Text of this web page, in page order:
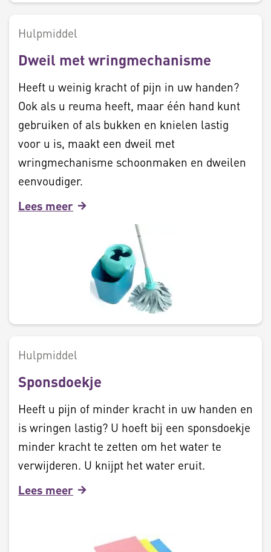
Hulpmiddel
Dweil met wringmechanisme
Heeft u weinig kracht of pijn in uw handen?
Ook als u reuma heeft, maar één hand kunt
gebruiken of als bukken en knielen lastig
voor u is, maakt een dweil met
wringmechanisme schoonmaken en dweilen
eenvoudiger.
Lees meer
Hulpmiddel
Sponsdoekje
Heeft u pijn of minder kracht in uw handen en
is wringen lastig? U hoeft bij een sponsdoekje
minder kracht te zetten om het water te
verwijderen. U knijpt het water eruit.
Lees meer